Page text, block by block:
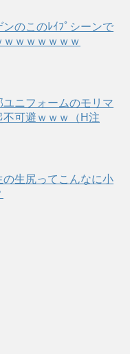
ンのこのﾚｲﾌﾟシーンで
ｗｗｗｗｗｗ
ユニフォームのモリマ
可避ｗｗｗ（H注
の生尻ってこんなに小